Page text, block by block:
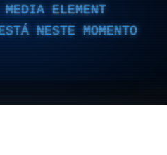
ELEMENT
NESTE MOMENTO